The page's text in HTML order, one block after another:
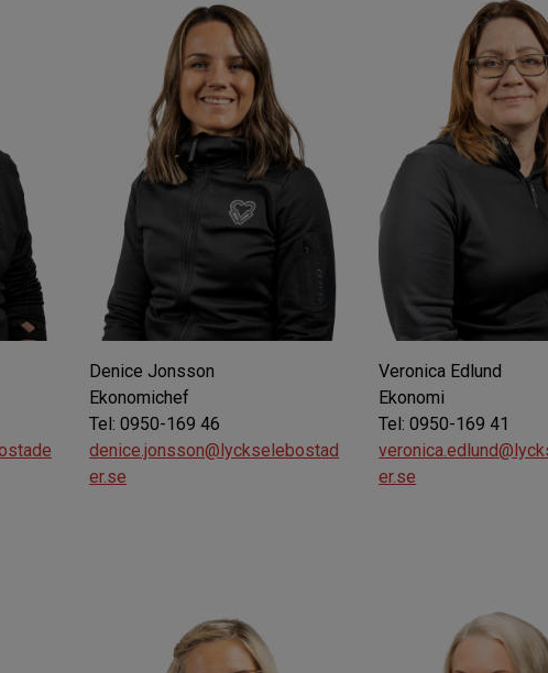
Denice Jonsson
Ekonomichef
Tel: 0950-169 46
denice.jonsson@lyckselebostad
er.se
Veronica Edlund
Ekonomi
Tel: 0950-169 41
er.se